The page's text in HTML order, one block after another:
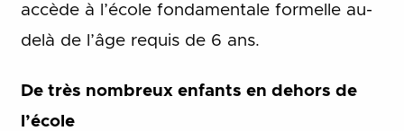
accède à l’école fondamentale formelle au-
delà de l’âge requis de 6 ans.
De très nombreux enfants en dehors de
l’école